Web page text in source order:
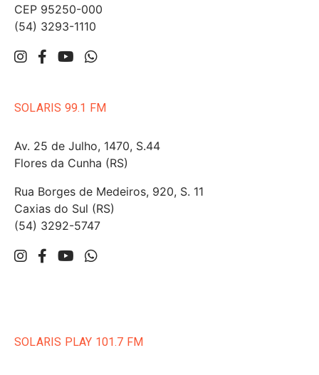
CEP 95250-000
(54) 3293-1110
SOLARIS 99.1 FM
Av. 25 de Julho, 1470, S.44
Flores da Cunha (RS)
Rua Borges de Medeiros, 920, S. 11
Caxias do Sul (RS)
(54) 3292-5747
SOLARIS PLAY 101.7 FM